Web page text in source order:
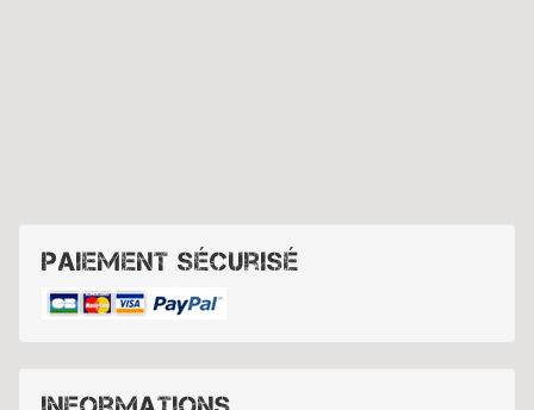
Paiement sécurisé